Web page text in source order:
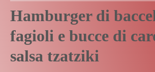
Hamburger di
fagioli e bucce di
salsa tzatziki